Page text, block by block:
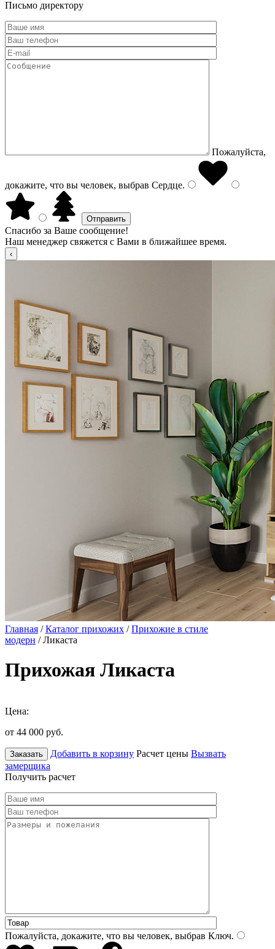
Письмо директору
Пожалуйста,
докажите, что вы человек, выбрав Сердце.
Спасибо за Ваше сообщение!
Наш менеджер свяжется с Вами в ближайшее время.
Главная /Каталог прихожих /Прихожие в стиле
модерн / Ликаста
Прихожая Ликаста
Цена:
от 44 000 руб.
Заказать Добавить в корзину Расчет цены Вызвать
замерщика
Получить расчет
Пожалуйста, докажите, что вы человек, выбрав Ключ.